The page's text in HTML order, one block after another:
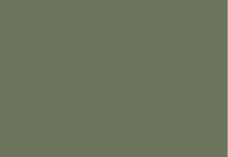
www.instagram.com/